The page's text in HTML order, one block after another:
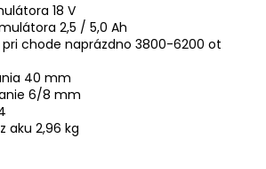
18 V
2,5 / 5,0 Ah
chode naprázdno 3800-6200 ot
40 mm
6/8 mm
2,96 kg